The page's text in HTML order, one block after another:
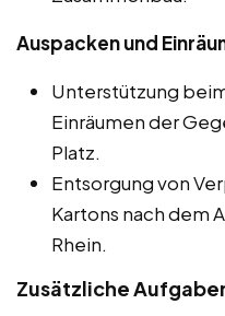
Auspacken und
Unterstützung
Einräumen der
Platz.
Entsorgung von
Kartons nach dem
Rhein.
Zusätzliche